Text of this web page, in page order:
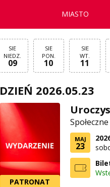
MIASTO
SIE
NIEDZ.
09
SIE
PON.
10
SIE
WT.
11
DZIEŃ 2026.05.23
PATRONAT
Społeczne
MAJ
23